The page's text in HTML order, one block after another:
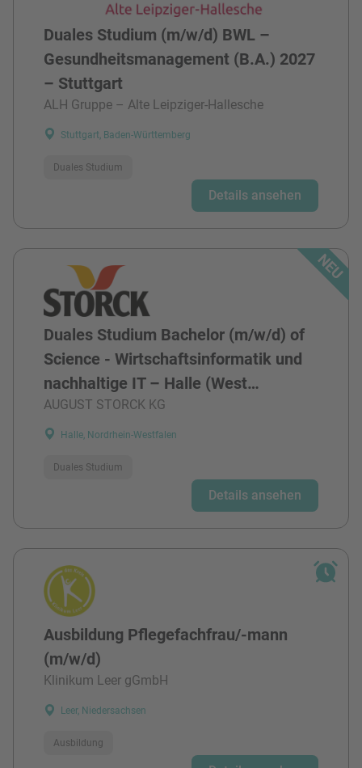
Duales Studium (m/w/d) BWL –
Gesundheitsmanagement (B.A.) 2027
– Stuttgart
ALH Gruppe – Alte Leipziger-Hallesche
Stuttgart, Baden-Württemberg
Duales Studium
Details ansehen
Duales Studium Bachelor (m/w/d) of
Science - Wirtschaftsinformatik und
nachhaltige IT – Halle (West…
AUGUST STORCK KG
Halle, Nordrhein-Westfalen
Duales Studium
Details ansehen
Ausbildung Pflegefachfrau/-mann
(m/w/d)
Klinikum Leer gGmbH
Leer, Niedersachsen
Ausbildung